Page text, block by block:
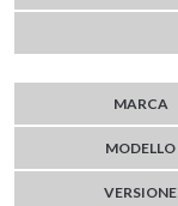
MARCA
MODELLO
VERSIONE